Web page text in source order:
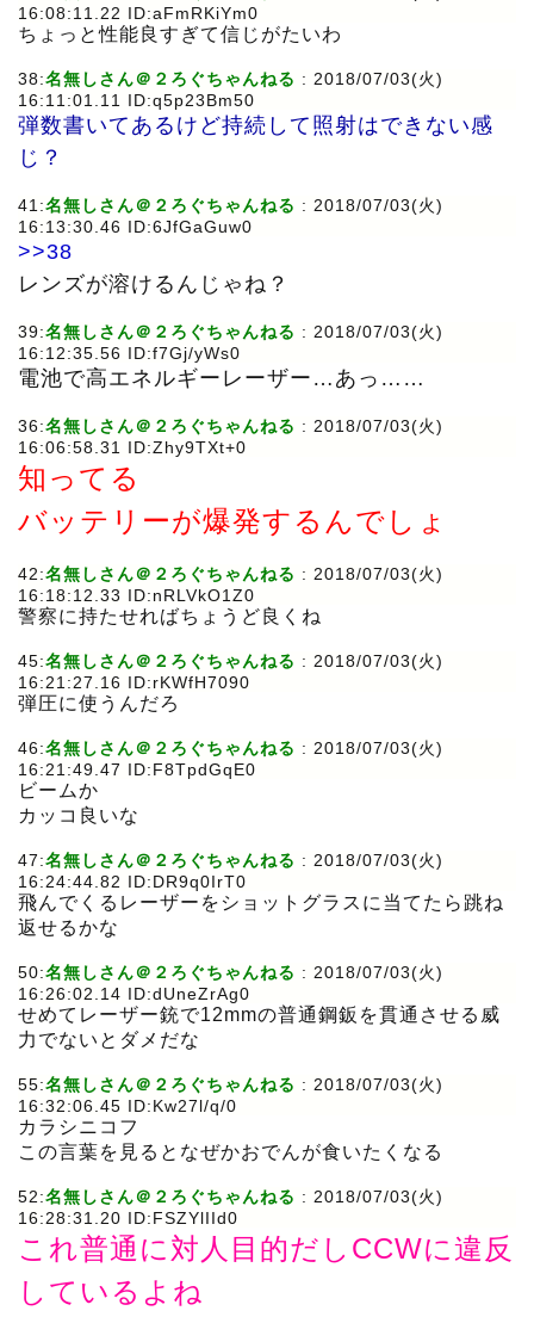
16:08:11.22 ID:aFmRKiYm0
ちょっと性能良すぎて信じがたいわ
38:名無しさん＠２ろぐちゃんねる : 2018/07/03(火)
16:11:01.11 ID:q5p23Bm50
弾数書いてあるけど持続して照射はできない感
じ？
41:名無しさん＠２ろぐちゃんねる : 2018/07/03(火)
16:13:30.46 ID:6JfGaGuw0
>>38
レンズが溶けるんじゃね？
39:名無しさん＠２ろぐちゃんねる : 2018/07/03(火)
16:12:35.56 ID:f7Gj/yWs0
電池で高エネルギーレーザー…あっ……
36:名無しさん＠２ろぐちゃんねる : 2018/07/03(火)
16:06:58.31 ID:Zhy9TXt+0
知ってる
バッテリーが爆発するんでしょ
42:名無しさん＠２ろぐちゃんねる : 2018/07/03(火)
16:18:12.33 ID:nRLVkO1Z0
警察に持たせればちょうど良くね
45:名無しさん＠２ろぐちゃんねる : 2018/07/03(火)
16:21:27.16 ID:rKWfH7090
弾圧に使うんだろ
46:名無しさん＠２ろぐちゃんねる : 2018/07/03(火)
16:21:49.47 ID:F8TpdGqE0
ビームか
カッコ良いな
47:名無しさん＠２ろぐちゃんねる : 2018/07/03(火)
16:24:44.82 ID:DR9q0IrT0
飛んでくるレーザーをショットグラスに当てたら跳ね
返せるかな
50:名無しさん＠２ろぐちゃんねる : 2018/07/03(火)
16:26:02.14 ID:dUneZrAg0
せめてレーザー銃で12mmの普通鋼鈑を貫通させる威
力でないとダメだな
55:名無しさん＠２ろぐちゃんねる : 2018/07/03(火)
16:32:06.45 ID:Kw27l/q/0
カラシニコフ
この言葉を見るとなぜかおでんが食いたくなる
52:名無しさん＠２ろぐちゃんねる : 2018/07/03(火)
16:28:31.20 ID:FSZYlIId0
これ普通に対人目的だしCCWに違反
しているよね